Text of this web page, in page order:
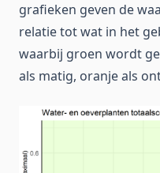
grafieken geven de
relatie tot wat in het
waarbij groen wordt
als matig, oranje als